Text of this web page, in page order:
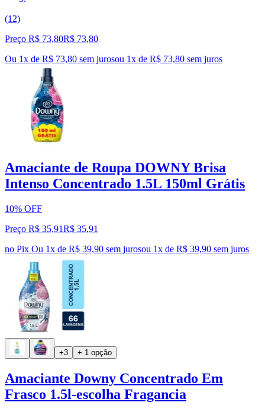
(12)
Preço R$ 73,80R$ 73,80
Ou 1x de R$ 73,80 sem jurosou 1x de R$ 73,80 sem juros
Amaciante de Roupa DOWNY Brisa
Intenso Concentrado 1.5L 150ml Grátis
10% OFF
Preço R$ 35,91R$ 35,91
no Pix Ou 1x de R$ 39,90 sem jurosou 1x de R$ 39,90 sem juros
+3 + 1 opção
Amaciante Downy Concentrado Em
Frasco 1.5l-escolha Fragancia